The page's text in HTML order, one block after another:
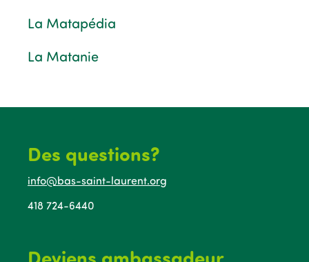
La Matapédia
La Matanie
Des questions?
info@bas-saint-laurent.org
418 724-6440